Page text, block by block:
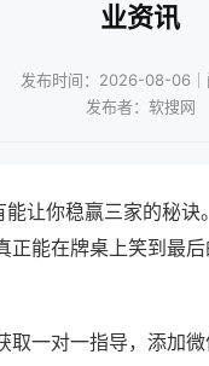
业资讯
发布时间：2026-08-06｜
发布者：软搜网
让你稳赢三家的秘
正能在牌桌上笑到最
一对一指导，添加